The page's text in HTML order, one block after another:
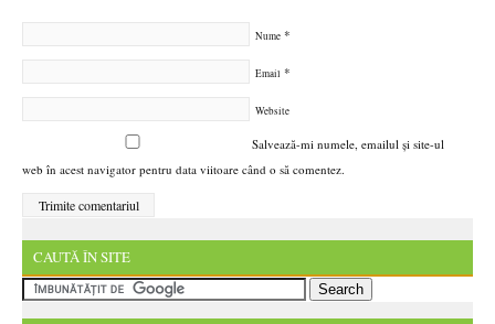
Nume *
Email *
Website
Salvează-mi numele, emailul și site-ul
web în acest navigator pentru data viitoare când o să comentez.
CAUTĂ ÎN SITE